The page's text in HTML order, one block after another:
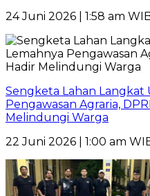
24 Juni 2026 | 1:58 am
Sengketa Lahan Langkat
Pengawasan Agraria,
Melindungi Warga
22 Juni 2026 | 1:00 am